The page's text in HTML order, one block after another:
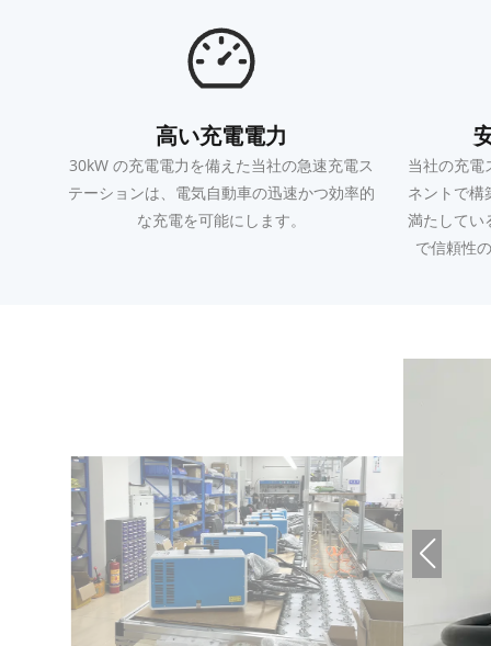
高い充電電力
30kW の充電電力を備えた当社の急速充電ス
テーションは、電気自動車の迅速かつ効率的
な充電を可能にします。
当社の充電
ネントで構
満たしてい
で信頼性